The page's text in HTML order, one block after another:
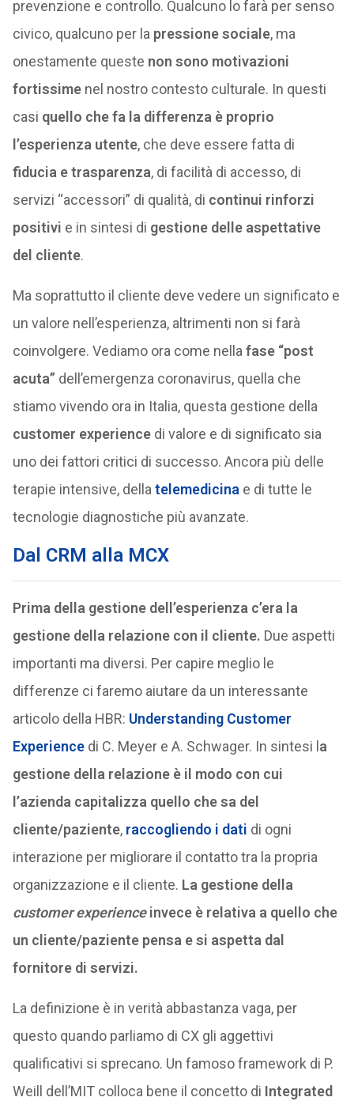
prevenzione e controllo. Qualcuno lo farà per senso
civico, qualcuno per la pressione sociale, ma
onestamente queste non sono motivazioni
fortissimenel nostro contesto culturale. In questi
casi quello che fa la differenza è proprio
l’esperienza utente, che deve essere fatta di
fiducia e trasparenza, di facilità di accesso, di
servizi “accessori” di qualità, di continui rinforzi
positivi e in sintesi di gestione delle aspettative
del cliente.
Ma soprattutto il cliente deve vedere un significato e
un valore nell’esperienza, altrimenti non si farà
coinvolgere. Vediamo ora come nella fase “post
acuta” dell’emergenza coronavirus, quella che
stiamo vivendo ora in Italia, questa gestione della
customer experiencedi valore e di significato sia
uno dei fattori critici di successo. Ancora più delle
terapie intensive, della telemedicina e di tutte le
tecnologie diagnostiche più avanzate.
Dal CRM alla MCX
Prima della gestione dell’esperienza c’era la
gestione della relazione con il cliente. Due aspetti
importanti ma diversi. Per capire meglio le
differenze ci faremo aiutare da un interessante
articolo della HBR: Understanding Customer
Experiencedi C. Meyer e A. Schwager. In sintesi l a
gestione della relazione è il modo con cui
l’azienda capitalizza quello che sa del
cliente/paziente, raccogliendo i dati di ogni
interazione per migliorare il contatto tra la propria
organizzazione e il cliente. La gestione della
customer experienceinvece è relativa a quello che
un cliente/paziente pensa e si aspetta dal
fornitore di servizi.
La definizione è in verità abbastanza vaga, per
questo quando parliamo di CX gli aggettivi
qualificativi si sprecano. Un famoso framework di P.
Weill dell’MIT colloca bene il concetto di Integrated